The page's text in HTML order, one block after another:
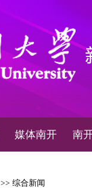
媒体南开 南
>> 综合新闻